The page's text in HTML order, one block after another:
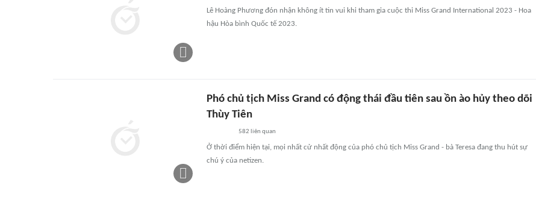
Lê Hoàng Phương đón nhận không ít tin vui khi tham gia cuộc thi Miss Grand International 2023 - Hoa
hậu Hòa bình Quốc tế 2023.
Phó chủ tịch Miss Grand có động thái đầu tiên sau ồn ào hủy theo dõi
Thùy Tiên
582 liên quan
Ở thời điểm hiện tại, mọi nhất cử nhất động của phó chủ tịch Miss Grand - bà Teresa đang thu hút sự
chú ý của netizen.